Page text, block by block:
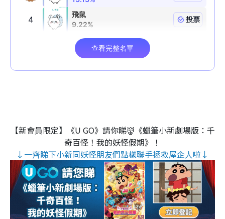
【新會員限定】《U GO》請你睇👹《蠟筆小新劇場版：千
奇百怪！我的妖怪假期》！
↓一齊睇下小新同妖怪朋友們點樣聯手拯救屋企人啦↓